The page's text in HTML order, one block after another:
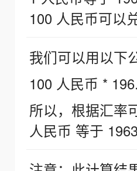
100 人民币可以
我们可以用以下
100 人民币 *
所以，根据汇率
人民币 等于